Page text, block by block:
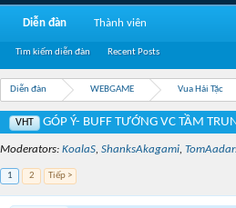
Diễn đàn WEBGAME Vua Hải Tặc
VHT GÓP Ý- BUFF TƯỚNG VC TẦM
Moderators: KoalaS, ShanksAkagami,
1 2 Tiếp >
Diễn đàn
Tìm kiếm diễn đàn Recent Posts
Thành viên